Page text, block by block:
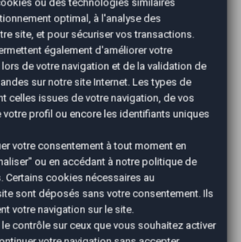
:
20/10/2014
Le Haillan
AutoEasy
Véhicule au
juste prix
gage,...)
ou des technologies similaires
optimal, à l'analyse des
site, et pour sécuriser vos transactions.
également d'améliorer votre
de votre navigation et de la validation de
sur notre site Internet. Les types de
celles issues de votre navigation, de vos
profil ou encore les identifiants uniques
votre consentement à tout moment en
ou en accédant à notre politique de
. Certains cookies nécessaires au
sont déposés sans votre consentement. Ils
votre navigation sur le site.
contrôle sur ceux que vous souhaitez activer